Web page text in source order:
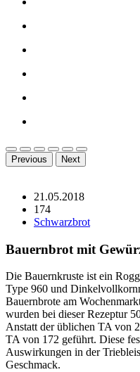
Previous Next
21.05.2018
174
Schwarzbrot
Bauernbrot mit
Die Bauernkruste ist ein
Type 960 und
Bauernbrote am
wurden bei dieser Rezeptur
Anstatt der üblichen TA von
TA von 172 geführt. Diese
Auswirkungen in der
Geschmack.